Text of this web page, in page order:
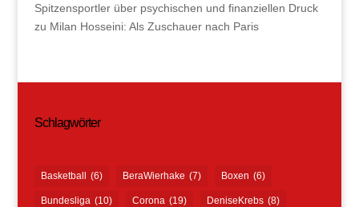
Spitzensportler über psychischen und finanziellen Druck
zu Milan Hosseini: Als Zuschauer nach Paris
Schlagwörter
Basketball (6) BeraWierhake (7) Boxen (6)
Bundesliga (10) Corona (19) DeniseKrebs (8)